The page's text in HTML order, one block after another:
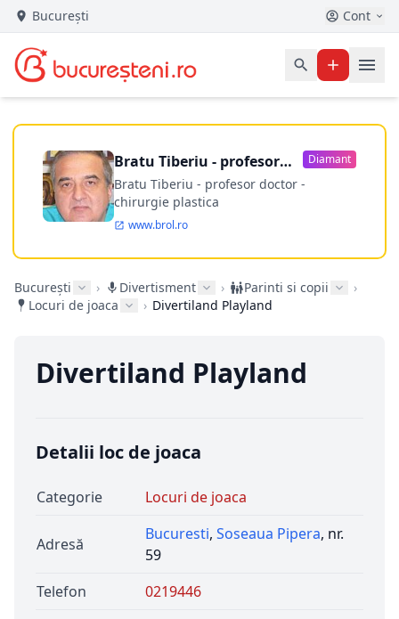
București Cont
Bratu Tiberiu - profesor
doctor
Diamant
Bratu Tiberiu - profesor doctor -
chirurgie plastica
www.brol.ro
București › Divertisment › Parinti si copii
›
Locuri de joaca
› Divertiland Playland
Divertiland Playland
Detalii loc de joaca
Categorie Locuri de joaca
Adresă
Bucuresti, Soseaua Pipera, nr.
59
Telefon
0219446